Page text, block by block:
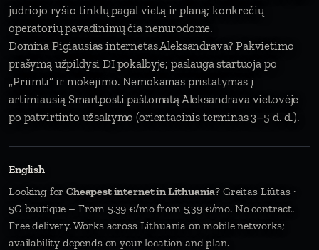
judriojo ryšio tinklų pagal vietą ir planą; konkrečių
operatorių pavadinimų čia nenurodome.
Domina Pigiausias internetas Aleksandrava? Pakvietimo
prašymą užpildysi DI pokalbyje; paslauga startuoja po
„Priimti“ ir mokėjimo. Nemokamas pristatymas į
artimiausią Smartposti paštomatą Aleksandrava vietovėje
po patvirtinto užsakymo (orientacinis terminas 3–5 d. d.).
English
Looking forCheapest internet in Lithuania? Greitas Liūtas ·
5G boutique – From 5.39 €/mo from 5,39 €/mo. No contract.
Free delivery. Works across Lithuania on mobile networks;
availability depends on your location and plan.